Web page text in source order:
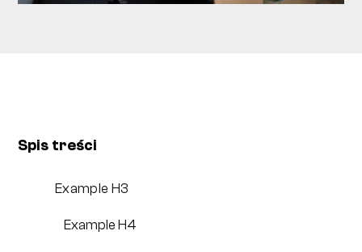
Spis treści
Example H3
Example H4